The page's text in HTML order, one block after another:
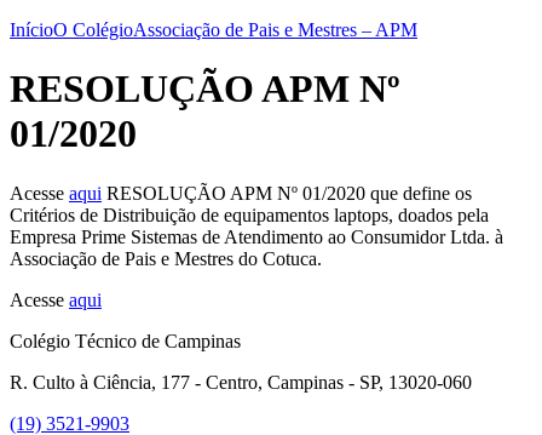
InícioO ColégioAssociação de Pais e Mestres – APM
RESOLUÇÃO APM Nº
01/2020
Acesse aqui RESOLUÇÃO APM Nº 01/2020 que define os
Critérios de Distribuição de equipamentos laptops, doados pela
Empresa Prime Sistemas de Atendimento ao Consumidor Ltda. à
Associação de Pais e Mestres do Cotuca.
Acesse aqui
Colégio Técnico de Campinas
R. Culto à Ciência, 177 - Centro, Campinas - SP, 13020-060
(19) 3521-9903